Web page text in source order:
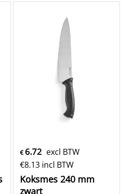
€ 6.72 excl BTW
€8.13 incl BTW
Koksmes 240 mm
zwart